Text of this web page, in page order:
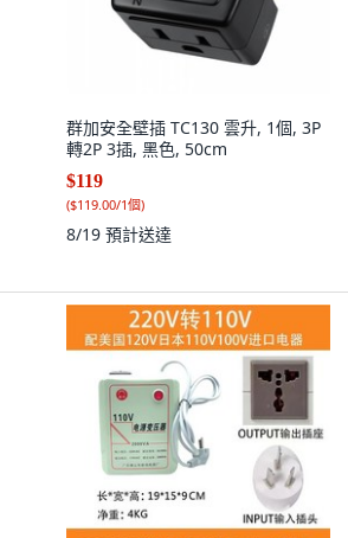
群加安全壁插 TC130 雲升, 1個, 3P
轉2P 3插, 黑色, 50cm
$119
($119.00/1個)
8/19 預計送達